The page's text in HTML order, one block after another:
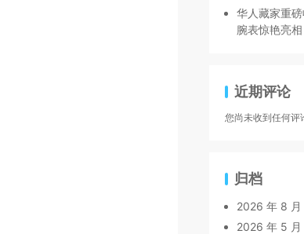
华人藏家重
腕表惊艳亮相
近期评论
您尚未收到任何评
归档
2026 年 8 月
2026 年 5 月